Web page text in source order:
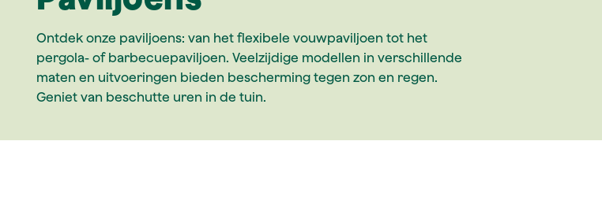
Ontdek onze paviljoens: van het flexibele vouwpaviljoen tot het
pergola- of barbecuepaviljoen. Veelzijdige modellen in verschillende
maten en uitvoeringen bieden bescherming tegen zon en regen.
Geniet van beschutte uren in de tuin.